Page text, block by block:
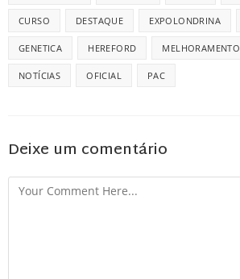
CURSO DESTAQUE EXPOLONDRINA
GENETICA HEREFORD MELHORAMENTO
NOTÍCIAS OFICIAL PAC
Deixe um comentário